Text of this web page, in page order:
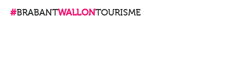
#BRABANTWALLONTOURISME